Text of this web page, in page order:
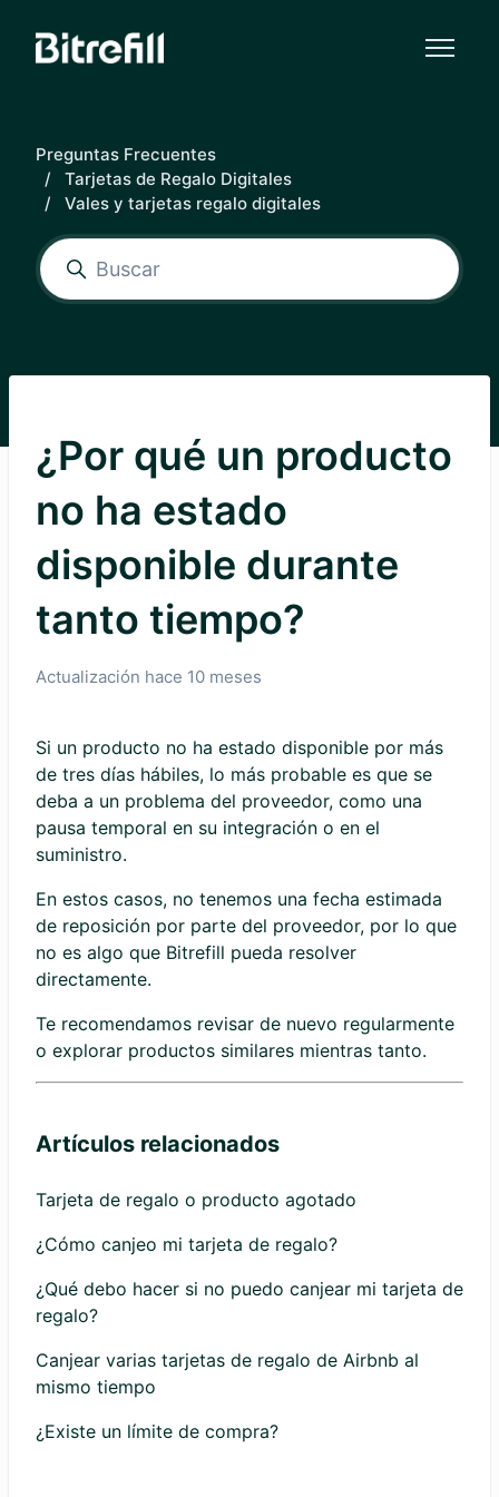
Preguntas Frecuentes
Tarjetas de Regalo Digitales
Vales y tarjetas regalo digitales
¿Por qué un producto
no ha estado
disponible durante
tanto tiempo?
Actualización hace 10 meses
Si un producto no ha estado disponible por más
de tres días hábiles, lo más probable es que se
deba a un problema del proveedor, como una
pausa temporal en su integración o en el
suministro.
En estos casos, no tenemos una fecha estimada
de reposición por parte del proveedor, por lo que
no es algo que Bitrefill pueda resolver
directamente.
Te recomendamos revisar de nuevo regularmente
o explorar productos similares mientras tanto.
Artículos relacionados
Tarjeta de regalo o producto agotado
¿Cómo canjeo mi tarjeta de regalo?
¿Qué debo hacer si no puedo canjear mi tarjeta de
regalo?
Canjear varias tarjetas de regalo de Airbnb al
mismo tiempo
¿Existe un límite de compra?